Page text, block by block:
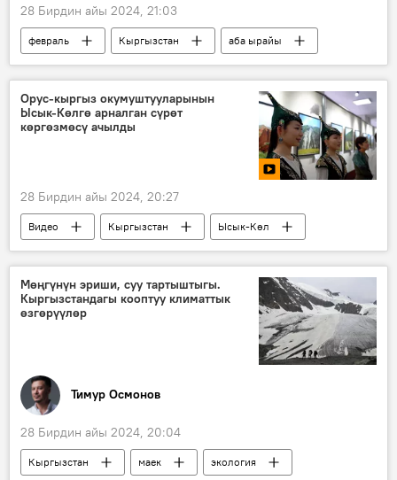
28 Бирдин айы 2024, 21:03
февраль Кыргызстан аба ырайы
Орус-кыргыз окумуштууларынын
Ысык-Көлгө арналган сүрөт
көргөзмөсү ачылды
28 Бирдин айы 2024, 20:27
Видео Кыргызстан Ысык-Көл
Мөңгүнүн эриши, суу тартыштыгы.
Кыргызстандагы кооптуу климаттык
өзгөрүүлөр
Тимур Осмонов
28 Бирдин айы 2024, 20:04
Кыргызстан маек
экология